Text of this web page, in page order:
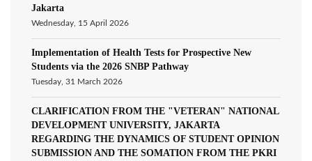
Jakarta
Wednesday, 15 April 2026
Implementation of Health Tests for Prospective New
Students via the 2026 SNBP Pathway
Tuesday, 31 March 2026
CLARIFICATION FROM THE "VETERAN" NATIONAL
DEVELOPMENT UNIVERSITY, JAKARTA
REGARDING THE DYNAMICS OF STUDENT OPINION
SUBMISSION AND THE SOMATION FROM THE PKRI